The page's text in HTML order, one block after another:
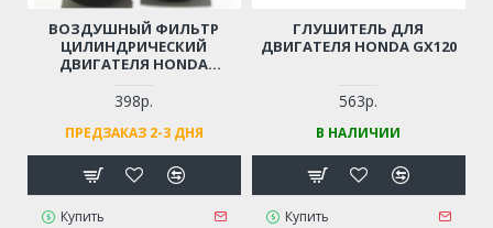
ВОЗДУШНЫЙ ФИЛЬТР
ЦИЛИНДРИЧЕСКИЙ
ДВИГАТЕЛЯ HONDA
ВИБРОТРАМБОВКИ,
ШЛЕПНОГИ, ВИБРОНОГИ
(165X45 ММ)
398р.
ПРЕДЗАКАЗ 2-3 ДНЯ
Купить
ГЛУШИТЕЛЬ ДЛЯ
ДВИГАТЕЛЯ HONDA GX120
563р.
В НАЛИЧИИ
Купить